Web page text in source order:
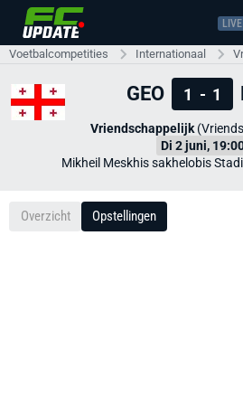
Voetbalcompetities Internationaal
GEO 1 - 1
Vriendschappelijk
Di 2 juni,
Mikheil Meskhis sakhelobis
Overzicht Opstellingen